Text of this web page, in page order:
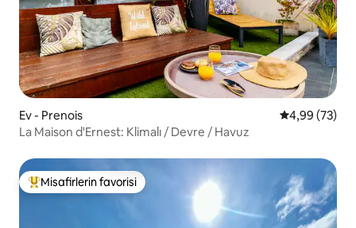
Ev - Prenois 5 üzerinden
4,99 (73)
La Maison d'Ernest: Klimalı / Devre / Havuz
Misafirlerin favorilerinden en beğenilenler arasında
Misafirlerin favorisi